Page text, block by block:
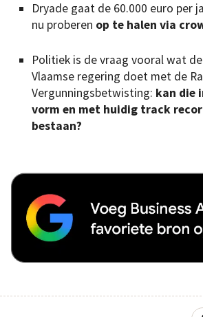
Dryade gaat de 60.000 euro per
nu proberen op te halen via
Politiek is de vraag vooral wat
Vlaamse regering doet met de
Vergunningsbetwisting: kan die
vorm en met huidig track
bestaan?